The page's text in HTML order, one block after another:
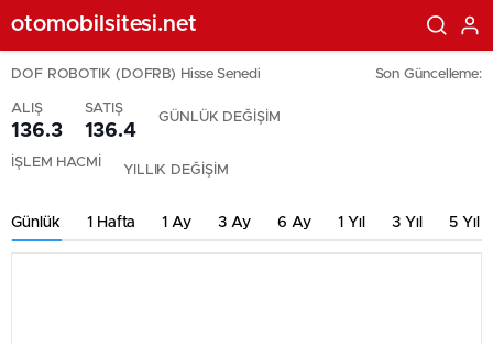
otomobilsitesi.net
DOF ROBOTIK (DOFRB) Hisse Senedi Son Güncelleme:
ALIŞ
136.3
SATIŞ
136.4
GÜNLÜK DEĞİŞİM
İŞLEM HACMİ YILLIK DEĞİŞİM
Günlük 1 Hafta 1 Ay 3 Ay 6 Ay 1 Yıl 3 Yıl 5 Yıl